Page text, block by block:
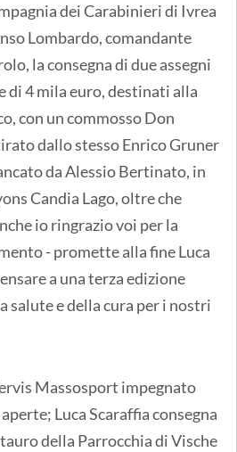
dei Carabinieri di Ivrea
Lombardo, comandante
la consegna di due assegni
di 4 mila euro, destinati alla
con un commosso Don
dallo stesso Enrico Gruner
da Alessio Bertinato, in
Candia Lago, oltre che
io ringrazio voi per la
- promette alla fine Luca
a una terza edizione
salute e della cura per i nostri
Massosport impegnato
Luca Scaraffia consegna
della Parrocchia di Vische